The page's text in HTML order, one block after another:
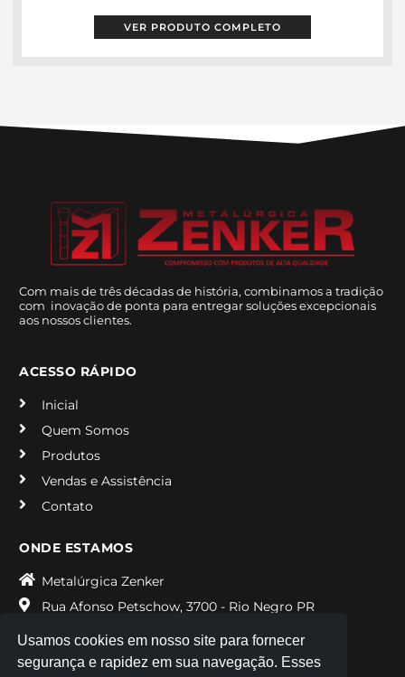
VER PRODUTO COMPLETO
Com mais de três décadas de história, combinamos a tradição
com inovação de ponta para entregar soluções excepcionais
aos nossos clientes.
ACESSO RÁPIDO
Inicial
Quem Somos
Produtos
Vendas e Assistência
Contato
ONDE ESTAMOS
Metalúrgica Zenker
Rua Afonso Petschow, 3700 - Rio Negro PR
+55 (47) 3645-2796
(47) 99136-5750
Usamos cookies em nosso site para fornecer
segurança e rapidez em sua navegação. Esses